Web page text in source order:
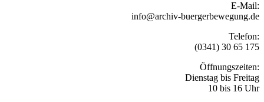
E-Mail:
info@archiv-buergerbewegung.de
Telefon:
(0341) 30 65 175
Öffnungszeiten:
Dienstag bis Freitag
10 bis 16 Uhr